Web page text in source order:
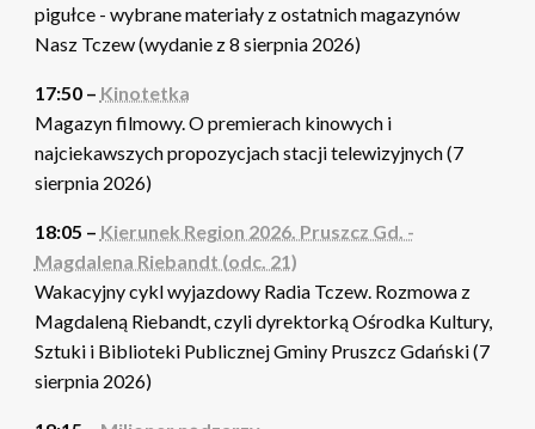
pigułce - wybrane materiały z ostatnich magazynów
Nasz Tczew (wydanie z 8 sierpnia 2026)
17:50 – Kinotetka
Magazyn filmowy. O premierach kinowych i
najciekawszych propozycjach stacji telewizyjnych (7
sierpnia 2026)
18:05 – Kierunek Region 2026. Pruszcz Gd. -
Magdalena Riebandt (odc. 21)
Wakacyjny cykl wyjazdowy Radia Tczew. Rozmowa z
Magdaleną Riebandt, czyli dyrektorką Ośrodka Kultury,
Sztuki i Biblioteki Publicznej Gminy Pruszcz Gdański (7
sierpnia 2026)